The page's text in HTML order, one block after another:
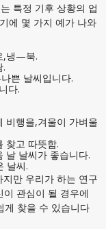
특정 기후 상황의 업
에 몇 가지 예가 나와
,냉—북.
.
쁜 날씨입니다.
다.
비행을,겨울이 가벼울
찾고 따뜻함.
날 날씨가 좋습니다.
날씨.
만 우리가 하는 연구
관심이 될 경우에
게 찾을 수 있습니다